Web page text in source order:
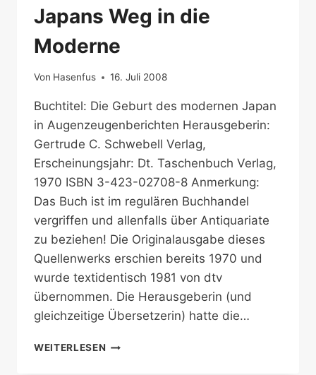
Japans Weg in die
Moderne
Von Hasenfus 16. Juli 2008
Buchtitel: Die Geburt des modernen Japan
in Augenzeugenberichten Herausgeberin:
Gertrude C. Schwebell Verlag,
Erscheinungsjahr: Dt. Taschenbuch Verlag,
1970 ISBN 3-423-02708-8 Anmerkung:
Das Buch ist im regulären Buchhandel
vergriffen und allenfalls über Antiquariate
zu beziehen! Die Originalausgabe dieses
Quellenwerks erschien bereits 1970 und
wurde textidentisch 1981 von dtv
übernommen. Die Herausgeberin (und
gleichzeitige Übersetzerin) hatte die…
WEITERLESEN JAPANS